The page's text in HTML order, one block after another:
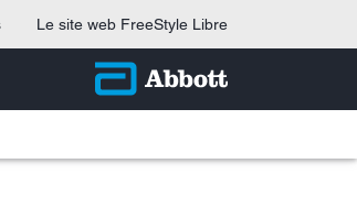
Le site web FreeStyle Libre